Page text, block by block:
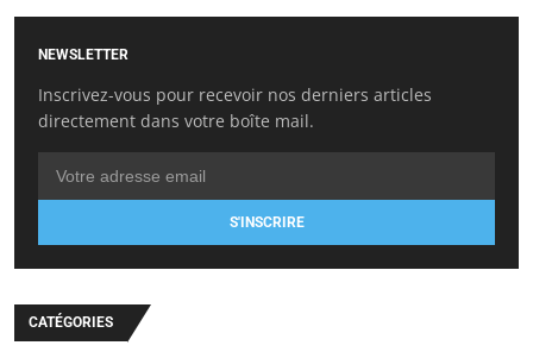
NEWSLETTER
Inscrivez-vous pour recevoir nos derniers articles
directement dans votre boîte mail.
S'INSCRIRE
CATÉGORIES